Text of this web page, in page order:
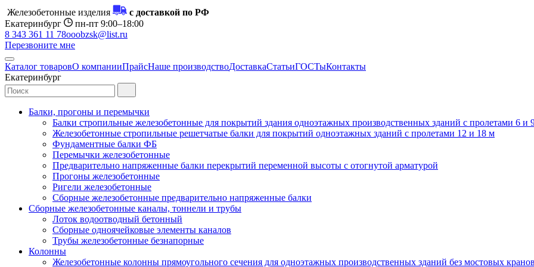
Железобетонные изделия
с доставкой по РФ
Екатеринбург
пн-пт 9:00–18:00
8 343 361 11 78ooobzsk@list.ru
Перезвоните мне
Каталог товаровО компанииПрайсНаше производствоДоставкаСтатьиГОСТыКонтакты
Екатеринбург
Балки, прогоны и перемычки
Балки стропильные железобетонные для покрытий здания одноэтажных производственных зданий с пролетами 6
Железобетонные стропильные решетчатые балки для покрытий одноэтажных зданий с пролетами 12 и 18 м
Фундаментные балки ФБ
Перемычки железобетонные
Предварительно напряженные балки перекрытий переменной высоты с отогнутой арматурой
Прогоны железобетонные
Ригели железобетонные
Сборные железобетонные предварительно напряженные балки
Сборные железобетонные каналы, тоннели и трубы
Лоток водоотводный бетонный
Сборные одноячейковые элементы каналов
Трубы железобетонные безнапорные
Колонны
Железобетонные колонны прямоугольного сечения для одноэтажных производственных зданий без мостовых кранов